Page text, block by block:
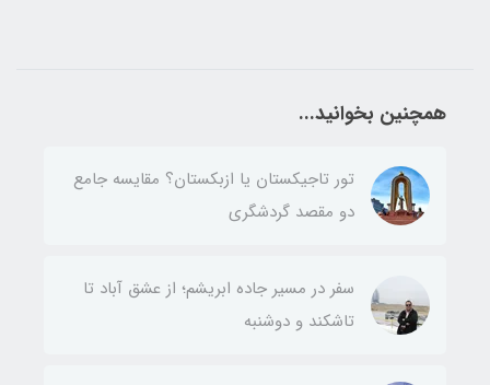
همچنین بخوانید...
تور تاجیکستان یا ازبکستان؟ مقایسه جامع
دو مقصد گردشگری
سفر در مسیر جاده ابریشم؛ از عشق آباد تا
تاشکند و دوشنبه